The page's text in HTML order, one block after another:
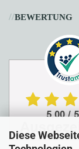
Diese
//BEWERTUNG